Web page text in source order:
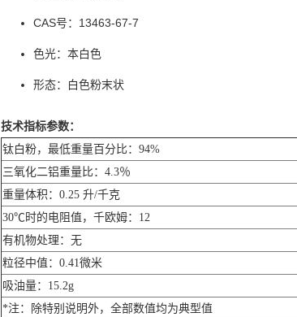
CAS号：13463-67-7
色光：本白色
形态：白色粉末状
技术指标参数：
钛白粉，最低重量百分比：94%
三氧化二铝重量比：4.3％
重量体积：0.25 升/千克
30℃时的电阻值，千欧姆：12
有机物处理：无
粒径中值：0.41微米
吸油量：15.2g
*注：除特别说明外，全部数值均为典型值